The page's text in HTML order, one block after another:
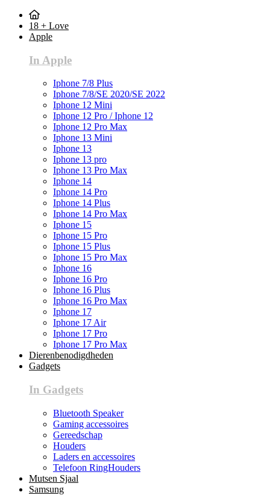
18 + Love
Apple
In Apple
Iphone 7/8 Plus
Iphone 7/8/SE 2020/SE 2022
Iphone 12 Mini
Iphone 12 Pro / Iphone 12
Iphone 12 Pro Max
Iphone 13 Mini
Iphone 13
Iphone 13 pro
Iphone 13 Pro Max
Iphone 14
Iphone 14 Pro
Iphone 14 Plus
Iphone 14 Pro Max
Iphone 15
Iphone 15 Pro
Iphone 15 Plus
Iphone 15 Pro Max
Iphone 16
Iphone 16 Pro
Iphone 16 Plus
Iphone 16 Pro Max
Iphone 17
Iphone 17 Air
Iphone 17 Pro
Iphone 17 Pro Max
Dierenbenodigdheden
Gadgets
In Gadgets
Bluetooth Speaker
Gaming accessoires
Gereedschap
Houders
Laders en accessoires
Telefoon RingHouders
Mutsen Sjaal
Samsung